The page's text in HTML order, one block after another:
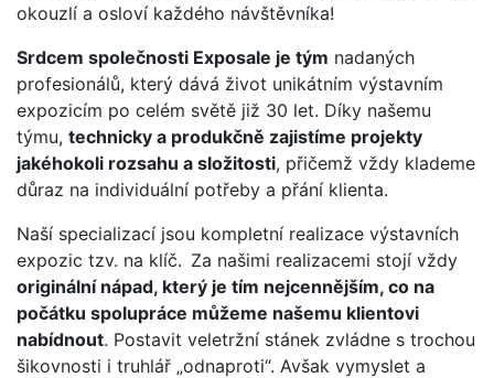
okouzlí a osloví každého návštěvníka!
Srdcem společnosti Exposale je tým nadaných
profesionálů, který dává život unikátním výstavním
expozicím po celém světě již 30 let. Díky našemu
týmu, technicky a produkčně zajistíme projekty
jakéhokoli rozsahu a složitosti, přičemž vždy klademe
důraz na individuální potřeby a přání klienta.
Naší specializací jsou kompletní realizace výstavních
expozic tzv. na klíč. Za našimi realizacemi stojí vždy
originální nápad, který je tím nejcennějším, co na
počátku spolupráce můžeme našemu klientovi
nabídnout. Postavit veletržní stánek zvládne s trochou
šikovnosti i truhlář „odnaproti“. Avšak vymyslet a